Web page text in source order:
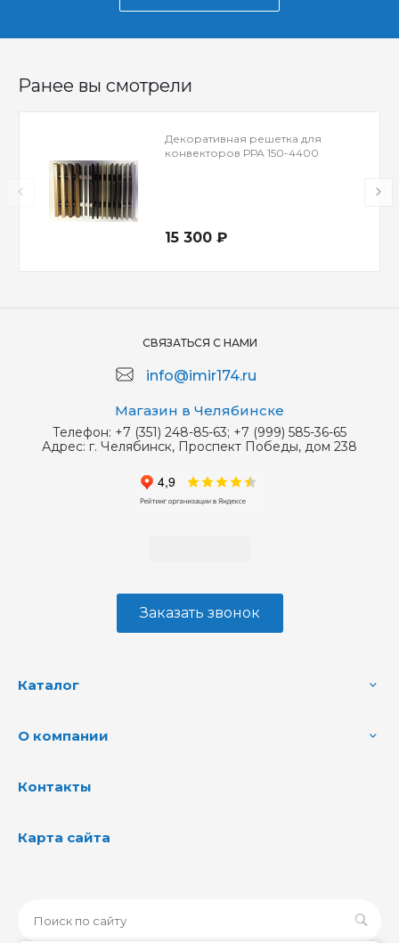
Ранее вы смотрели
Декоративная решетка для
конвекторов РРА 150-4400
15 300 ₽
СВЯЗАТЬСЯ С НАМИ
info@imir174.ru
Магазин в Челябинске
Телефон: +7 (351) 248-85-63; +7 (999) 585-36-65
Адрес: г. Челябинск, Проспект Победы, дом 238
Заказать звонок
Каталог
О компании
Контакты
Карта сайта